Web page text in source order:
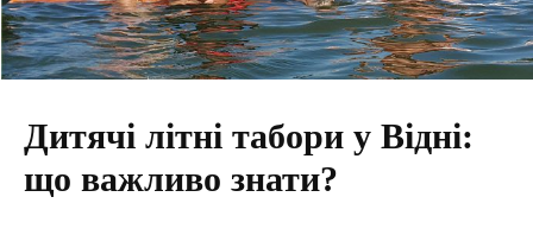
Дитячі літні табори у Відні:
що важливо знати?